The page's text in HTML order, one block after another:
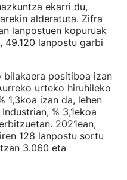
ekarri du,
alderatuta. Zifra
lanpostuen kopuruak
49.120 lanpostu garbi
bilakaera positiboa izan
urteko hiruhileko
1,3koa izan da, lehen
% 3,1ekoa
2021ean,
128 lanpostu sortu
3.060 eta